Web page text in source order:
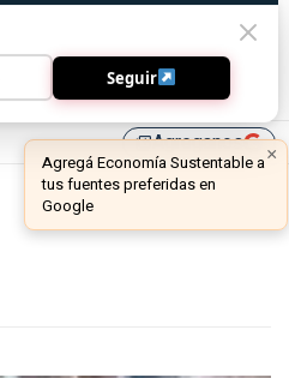
library_addAgreganos ×
Agregá Economía Sustentable a
tus fuentes preferidas en
Google
Seguir